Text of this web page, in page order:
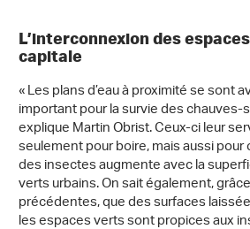
L’interconnexion des
capitale
« Les plans d’eau à proximité se sont
important pour la survie des chauves-
explique Martin Obrist. Ceux-ci leur
seulement pour boire, mais aussi
des insectes augmente avec la
verts urbains. On sait également,
précédentes, que des surfaces
les espaces verts sont propices aux